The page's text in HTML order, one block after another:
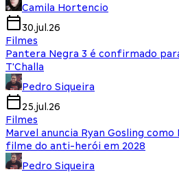
Camila Hortencio
30.jul.26
Filmes
Pantera Negra 3 é confirmado
T'Challa
Pedro Siqueira
25.jul.26
Filmes
Marvel anuncia Ryan Gosling
filme do anti-herói em 2028
Pedro Siqueira